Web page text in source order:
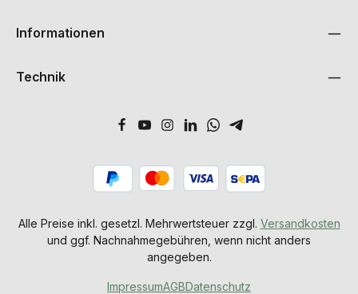
Informationen
Technik
Alle Preise inkl. gesetzl. Mehrwertsteuer zzgl. Versandkosten
und ggf. Nachnahmegebühren, wenn nicht anders
angegeben.
ImpressumAGBDatenschutz